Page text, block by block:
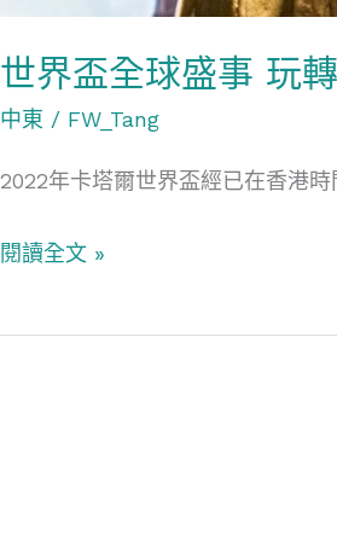
世界盃全球盛事 玩
中東 / FW_Tang
2022年卡塔爾世界盃經已在香港
閱讀全文 »